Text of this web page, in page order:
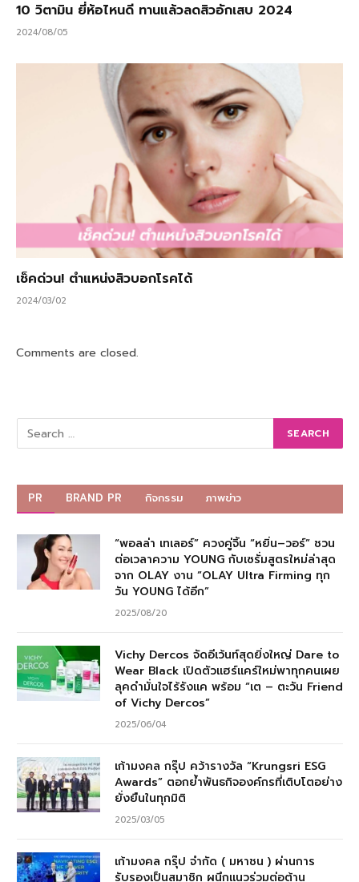
10 วิตามิน ยี่ห้อไหนดี ทานแล้วลดสิวอักเสบ 2024
2024/08/05
เช็คด่วน! ตำแหน่งสิวบอกโรคได้
2024/03/02
Comments are closed.
PR BRAND PR กิจกรรม ภาพข่าว
“พอลล่า เทเลอร์” ควงคู่จิ้น “หยิ่น–วอร์” ชวน
ต่อเวลาความ YOUNG กับเซรั่มสูตรใหม่ล่าสุด
จาก OLAY งาน “OLAY Ultra Firming ทุก
วัน YOUNG ได้อีก”
2025/08/20
Vichy Dercos จัดอีเว้นท์สุดยิ่งใหญ่ Dare to
Wear Black เปิดตัวแฮร์แคร์ใหม่พาทุกคนเผย
ลุคดำมั่นใจไร้รังแค พร้อม “เต – ตะวัน Friend
of Vichy Dercos”
2025/06/04
เก้ามงคล กรุ๊ป คว้ารางวัล “Krungsri ESG
Awards” ตอกย้ำพันธกิจองค์กรที่เติบโตอย่าง
ยั่งยืนในทุกมิติ
2025/03/05
เก้ามงคล กรุ๊ป จำกัด ( มหาชน ) ผ่านการ
รับรองเป็นสมาชิก ผนึกแนวร่วมต่อต้าน